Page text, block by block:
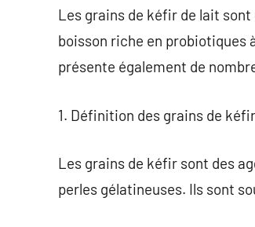
Les grains de kéfir de lait
boisson riche en probiotiques
présente également de
1. Définition des grains de kéfir
Les grains de kéfir sont des
perles gélatineuses. Ils sont